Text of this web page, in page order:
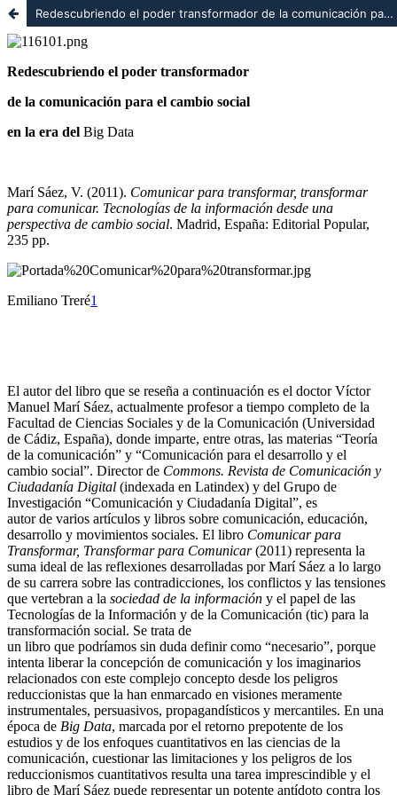
Redescubriendo el poder transformador de la comunicación para el cambio social en la era del Big Data